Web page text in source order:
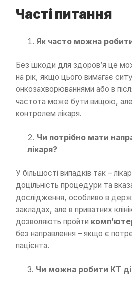
Часті питання
Як часто можна
Без шкоди для здоров’я це
на рік, якщо цього вимагає
онкозахворюваннями або в
частота може бути вищою,
контролем лікаря.
Чи потрібно мати
лікаря?
У більшості випадків так –
доцільність процедури та
дослідження, особливо в
закладах, але в приватних
дозволяють пройти
без направлення – якщо є
пацієнта.
Чи можна робити КТ